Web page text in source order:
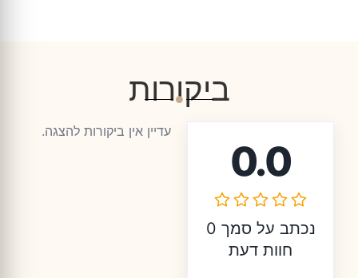
ביקורות
0.0
נכתב על סמך 0
חוות דעת
עדיין אין ביקורות להצגה.